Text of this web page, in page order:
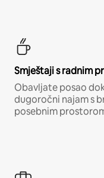
Smještaji s radnim
Obavljate posao
dugoročni najam s
posebnim